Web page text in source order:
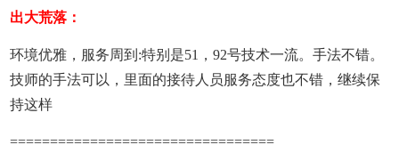
出大荒落：
环境优雅，服务周到:特别是51，92号技术一流。手法不错。
技师的手法可以，里面的接待人员服务态度也不错，继续保
持这样
=================================